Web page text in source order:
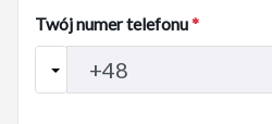
Twój numer telefonu*